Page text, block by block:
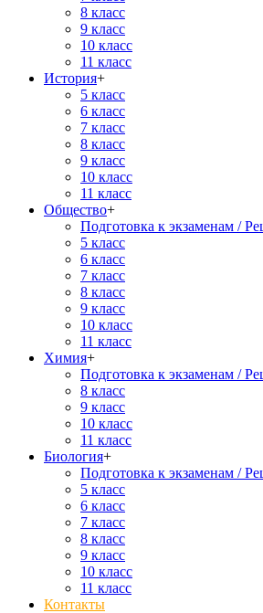
8 класс
9 класс
10 класс
11 класс
История+
5 класс
6 класс
7 класс
8 класс
9 класс
10 класс
11 класс
Общество+
Подготовка к экзаменам /
5 класс
6 класс
7 класс
8 класс
9 класс
10 класс
11 класс
Химия+
Подготовка к экзаменам /
8 класс
9 класс
10 класс
11 класс
Биология+
Подготовка к экзаменам /
5 класс
6 класс
7 класс
8 класс
9 класс
10 класс
11 класс
Контакты